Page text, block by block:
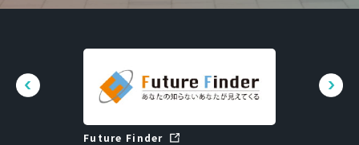
Future Finder